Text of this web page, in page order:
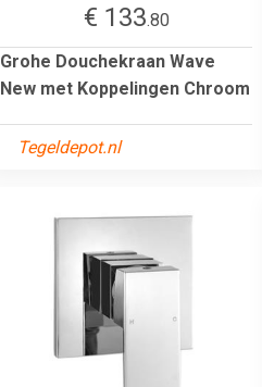
€ 133.80
Grohe Douchekraan Wave
New met Koppelingen Chroom
Tegeldepot.nl